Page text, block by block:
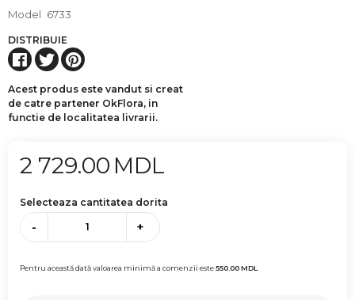
Model 6733
DISTRIBUIE
Acest produs este vandut si creat
de catre partener OkFlora, in
functie de localitatea livrarii.
2 729.00 MDL
Selecteaza cantitatea dorita
- +
Pentru această dată valoarea minimă a comenzii este550.00MDL